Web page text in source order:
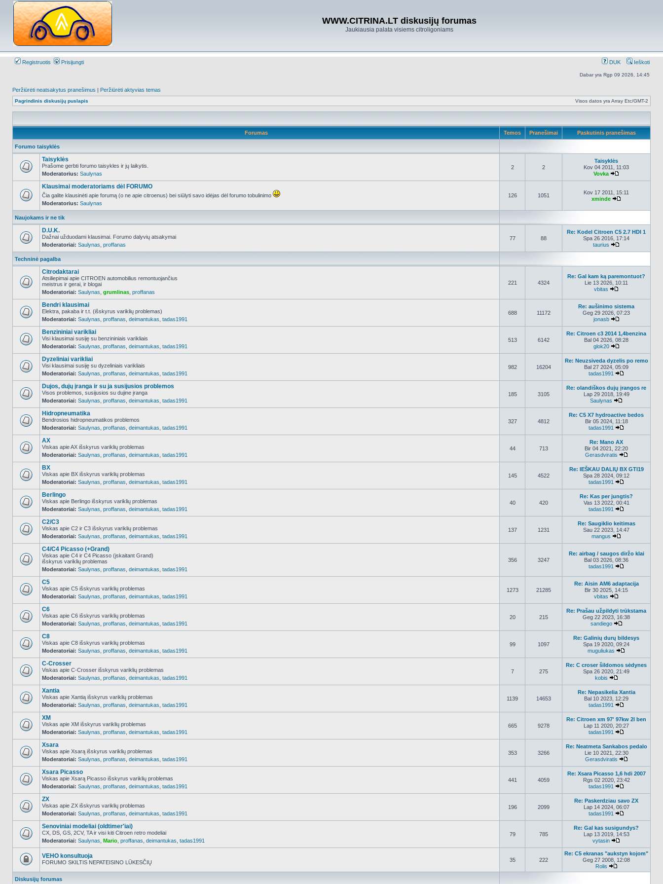
WWW.CITRINA.LT diskusijų forumas
Jaukiausia palata visiems citroligoniams
Registruotis Prisijungti DUK Ieškoti
Dabar yra Rgp 09 2026, 14:45
Peržiūrėti neatsakytus pranešimus | Peržiūrėti aktyvias temas
Pagrindinis diskusijų puslapis Visos datos yra Array Etc/GMT-2
Forumas Temos Pranešimai Paskutinis pranešimas
Forumo taisyklės
NO_UNREAD_POSTS
Taisyklės
Prašome gerbti forumo taisykles ir jų laikytis.
Moderatorius: Saulynas
2 2
Taisyklės
Kov 04 2011, 11:03
Vovka
NO_UNREAD_POSTS
Klausimai moderatoriams dėl FORUMO
Čia galite klausinėti apie forumą (o ne apie citroenus) bei siūlyti savo idėjas dėl forumo tobulinimo
Moderatorius: Saulynas
126 1051
Kov 17 2011, 15:11
xminde
Naujokams ir ne tik
NO_UNREAD_POSTS
D.U.K.
Dažnai užduodami klausimai. Forumo dalyvių atsakymai
Moderatoriai: Saulynas proffanas
77 88
Re: Kodel Citroen C5 2.7 HDI 1
Spa 26 2016, 17:14
taurius
Techninė pagalba
NO_UNREAD_POSTS
Citrodaktarai
Atsiliepimai apie CITROEN automobilius remontuojančius
meistrus ir gerai, ir blogai
Moderatoriai: Saulynas grumlinas proffanas
221 4324
Re: Gal kam ką paremontuot?
Lie 13 2026, 10:11
vbitas
NO_UNREAD_POSTS
Bendri klausimai
Elektra, pakaba ir t.t. (išskyrus variklių problemas)
Moderatoriai: Saulynas proffanas deimantukas tadas1991
688 11172
Re: aušinimo sistema
Geg 29 2026, 07:23
jonasb
NO_UNREAD_POSTS
Benzininiai varikliai
Visi klausimai susiję su benzininiais varikliais
Moderatoriai: Saulynas proffanas deimantukas tadas1991
513 6142
Re: Citroen c3 2014 1,4benzina
Bal 04 2026, 08:28
glok20
NO_UNREAD_POSTS
Dyzeliniai varikliai
Visi klausimai susiję su dyzeliniais varikliais
Moderatoriai: Saulynas proffanas deimantukas tadas1991
982 16204
Re: Neuzsiveda dyzelis po remo
Bal 27 2024, 05:09
tadas1991
NO_UNREAD_POSTS
Dujos, dujų įranga ir su ja susijusios problemos
Visos problemos, susijusios su dujine įranga
Moderatoriai: Saulynas proffanas deimantukas tadas1991
185 3105
Re: olandiškos dujų įrangos re
Lap 29 2018, 19:49
Saulynas
NO_UNREAD_POSTS
Hidropneumatika
Bendrosios hidropneumatikos problemos
Moderatoriai: Saulynas proffanas deimantukas tadas1991
327 4812
Re: C5 X7 hydroactive bedos
Bir 05 2024, 11:18
tadas1991
NO_UNREAD_POSTS
AX
Viskas apie AX išskyrus variklių problemas
Moderatoriai: Saulynas proffanas deimantukas tadas1991
44 713
Re: Mano AX
Bir 04 2021, 22:20
Gerasdviratis
NO_UNREAD_POSTS
BX
Viskas apie BX išskyrus variklių problemas
Moderatoriai: Saulynas proffanas deimantukas tadas1991
145 4522
Re: IEŠKAU DALIŲ BX GTI19
Spa 28 2024, 09:12
tadas1991
NO_UNREAD_POSTS
Berlingo
Viskas apie Berlingo išskyrus variklių problemas
Moderatoriai: Saulynas proffanas deimantukas tadas1991
40 420
Re: Kas per jungtis?
Vas 13 2022, 00:41
tadas1991
NO_UNREAD_POSTS
C2/C3
Viskas apie C2 ir C3 išskyrus variklių problemas
Moderatoriai: Saulynas proffanas deimantukas tadas1991
137 1231
Re: Saugiklio keitimas
Sau 22 2023, 14:47
mangus
NO_UNREAD_POSTS
C4/C4 Picasso (+Grand)
Viskas apie C4 ir C4 Picasso (įskaitant Grand)
išskyrus variklių problemas
Moderatoriai: Saulynas proffanas deimantukas tadas1991
356 3247
Re: airbag / saugos diržo klai
Bal 03 2026, 08:36
tadas1991
NO_UNREAD_POSTS
C5
Viskas apie C5 išskyrus variklių problemas
Moderatoriai: Saulynas proffanas deimantukas tadas1991
1273 21285
Re: Aisin AM6 adaptacija
Bir 30 2025, 14:15
vbitas
NO_UNREAD_POSTS
C6
Viskas apie C6 išskyrus variklių problemas
Moderatoriai: Saulynas proffanas deimantukas tadas1991
20 215
Re: Prašau užpildyti trūkstama
Geg 22 2023, 16:38
sandiego
NO_UNREAD_POSTS
C8
Viskas apie C8 išskyrus variklių problemas
Moderatoriai: Saulynas proffanas deimantukas tadas1991
99 1097
Re: Galinių durų bildesys
Spa 19 2020, 09:24
muguliukas
NO_UNREAD_POSTS
C-Crosser
Viskas apie C-Crosser išskyrus variklių problemas
Moderatoriai: Saulynas proffanas deimantukas tadas1991
7 275
Re: C croser šildomos sėdynes
Spa 26 2020, 21:49
kobis
NO_UNREAD_POSTS
Xantia
Viskas apie Xantią išskyrus variklių problemas
Moderatoriai: Saulynas proffanas deimantukas tadas1991
1139 14653
Re: Nepasikelia Xantia
Bal 10 2023, 12:29
tadas1991
NO_UNREAD_POSTS
XM
Viskas apie XM išskyrus variklių problemas
Moderatoriai: Saulynas proffanas deimantukas tadas1991
665 9278
Re: Citroen xm 97' 97kw 2l ben
Lap 11 2020, 20:27
tadas1991
NO_UNREAD_POSTS
Xsara
Viskas apie Xsarą išskyrus variklių problemas
Moderatoriai: Saulynas proffanas deimantukas tadas1991
353 3266
Re: Neatmeta Sankabos pedalo
Lie 10 2021, 22:30
Gerasdviratis
NO_UNREAD_POSTS
Xsara Picasso
Viskas apie Xsarą Picasso išskyrus variklių problemas
Moderatoriai: Saulynas proffanas deimantukas tadas1991
441 4059
Re: Xsara Picasso 1,6 hdi 2007
Rgs 02 2020, 23:42
tadas1991
NO_UNREAD_POSTS
ZX
Viskas apie ZX išskyrus variklių problemas
Moderatoriai: Saulynas proffanas deimantukas tadas1991
196 2099
Re: Paskerdziau savo ZX
Lap 14 2024, 06:07
tadas1991
NO_UNREAD_POSTS
Senoviniai modeliai (oldtimer'iai)
CX, DS, GS, 2CV, TA ir visi kiti Citroen retro modeliai
Moderatoriai: Saulynas Mario proffanas deimantukas tadas1991
79 785
Re: Gal kas susigundys?
Lap 13 2019, 14:53
vytasin
užrakintas
VEHO konsultuoja
FORUMO SKILTIS NEPATEISINO LŪKESČIŲ 35 222
Re: C5 ekranas "aukstyn kojom"
Geg 27 2008, 12:08
Rolis
Peržiūrėti
Diskusijų forumas